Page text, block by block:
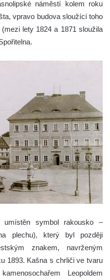
náměstí kolem roku
vpravo budova sloužící toho
lety 1824 a 1871 sloužila
symbol rakousko –
plechu), který byl později
znakem, navrženým
1893. Kašna s chrliči ve tvaru
Leopoldem